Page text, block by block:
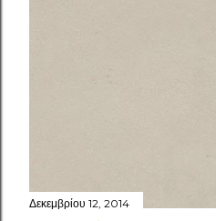
Δεκεμβρίου 12, 2014